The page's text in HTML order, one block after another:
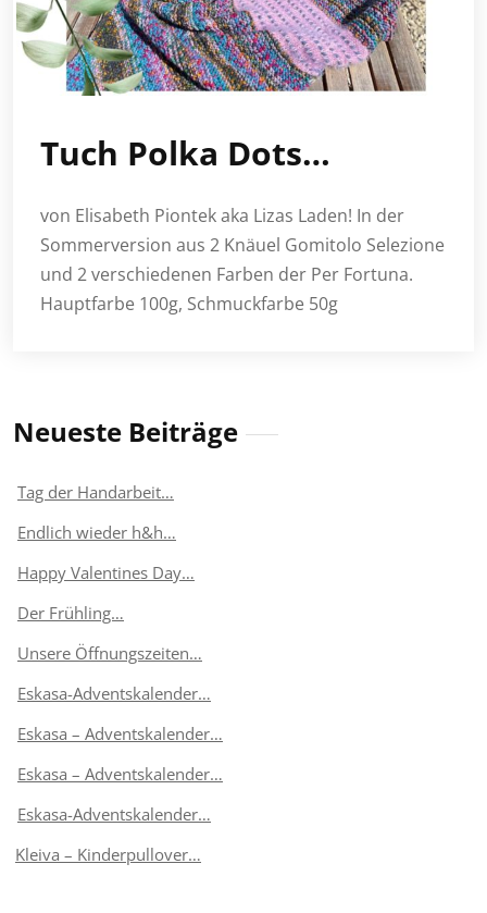
Tuch Polka Dots…
von Elisabeth Piontek aka Lizas Laden! In der
Sommerversion aus 2 Knäuel Gomitolo Selezione
und 2 verschiedenen Farben der Per Fortuna.
Hauptfarbe 100g, Schmuckfarbe 50g
Neueste Beiträge
Tag der Handarbeit…
Endlich wieder h&h…
Happy Valentines Day…
Der Frühling…
Unsere Öffnungszeiten…
Eskasa-Adventskalender…
Eskasa – Adventskalender…
Eskasa – Adventskalender…
Eskasa-Adventskalender…
Kleiva – Kinderpullover…